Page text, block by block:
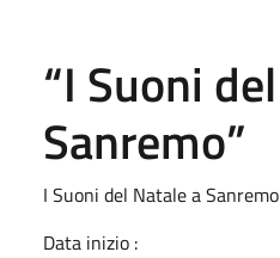
“I Suoni
Sanremo”
I Suoni del Natale a Sanremo
Data inizio :